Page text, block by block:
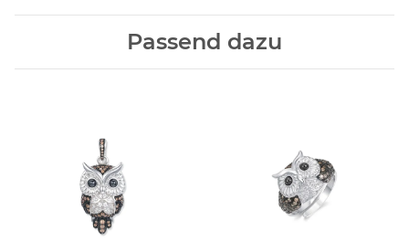
Passend dazu